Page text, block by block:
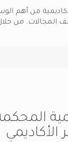
من أهم
المجالات. من
الأكاديمي